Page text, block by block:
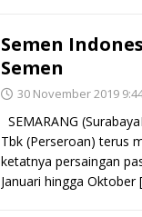
Semen
Semen
30 November 2019
SEMARANG
Tbk (Perseroan) terus
ketatnya persaingan
Januari hingga Oktober